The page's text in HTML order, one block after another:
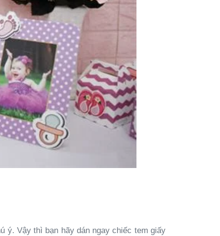
ý. Vậy thì bạn hãy dán ngay chiếc tem giấy